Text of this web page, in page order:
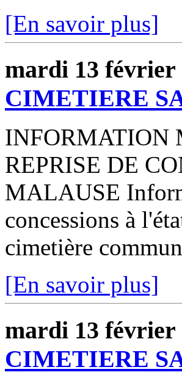
[En savoir plus]
mardi 13 février
CIMETIERE
INFORMATION
REPRISE DE
MALAUSE
concessions à
cimetière
[En savoir plus]
mardi 13 février
CIMETIERE